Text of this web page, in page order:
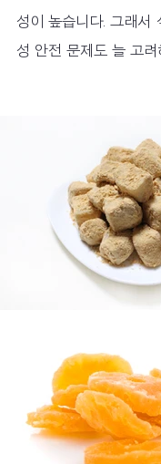
성이 높습니다. 그래서
성 안전 문제도 늘 고려